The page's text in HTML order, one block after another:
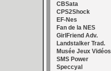
CBSata
CPS2Shock
EF-Nes
Fan de la NES
GirlFriend Adv.
Landstalker Trad.
Musée Jeux Vidéos
SMS Power
Speccyal